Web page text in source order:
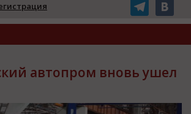
автопром вновь ушел